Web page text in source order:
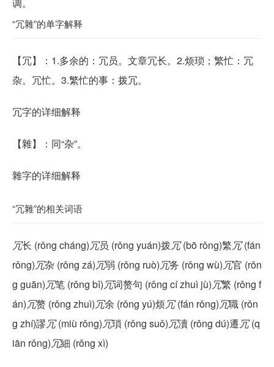
“冗雜”的单字解释
【冗】：1.多余的：冗员。文章冗长。2.烦琐；繁忙：冗
杂。冗忙。3.繁忙的事：拨冗。
冗字的详细解释
【雜】：同“杂”。
雜字的详细解释
“冗雜”的相关词语
冗长 (rǒng cháng)冗员 (rǒng yuán)拨冗(bō rǒng)繁冗(fán
rǒng)冗杂 (rǒng zá)冗弱 (rǒng ruò)冗务 (rǒng wù)冗官 (rǒn
g guān)冗笔 (rǒng bǐ)冗词赘句 (rǒng cí zhuì jù)冗繁 (rǒng f
án)冗赘 (rǒng zhuì)冗余 (rǒng yú)烦冗(fán rǒng)冗職 (rǒn
g zhí)謬冗(miù rǒng)冗瑣 (rǒng suǒ)冗瀆 (rǒng dú)遷冗(q
iān rǒng)冗細 (rǒng xì)